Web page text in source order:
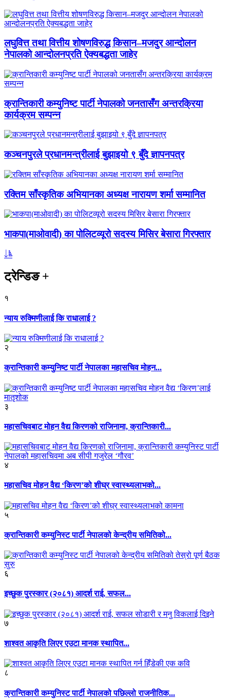
लघुवित्त तथा वित्तीय शोषणविरुद्ध किसान–मजदुर आन्दोलन
नेपालको आन्दोलनप्रति ऐक्यबद्धता जाहेर
क्रान्तिकारी कम्युनिष्ट पार्टी नेपालको जनतासँग अन्तरक्रिया
कार्यक्रम सम्पन्न
कञ्चनपुरले प्रधानमन्त्रीलाई बुझाइयो ९ बुँदे ज्ञापनपत्र
रक्तिम साँस्कृतिक अभियानका अध्यक्ष नारायण शर्मा सम्मानित
भाकपा(माओवादी) का पोलिटव्यूरो सदस्य मिसिर बेसारा गिरफ्तार
ट्रेन्डिङ+
१
न्याय रुक्मिणीलाई कि राधालाई ?
२
क्रान्तिकारी कम्युनिष्ट पार्टी नेपालका महासचिव मोहन...
३
महासचिवबाट मोहन वैद्य किरणको राजिनामा, क्रान्तिकारी...
४
महासचिव मोहन वैद्य ‘किरण’को शीघ्र स्वास्थ्यलाभको...
५
क्रान्तिकारी कम्युनिस्ट पार्टी नेपालको केन्द्रीय समितिको...
६
इच्छुक पुरस्कार (२०८१) आदर्श राई, सफल...
७
शाश्वत आकृति लिएर एउटा मानक स्थापित...
८
क्रान्तिकारी कम्युनिस्ट पार्टी नेपालको पछिल्लो राजनीतिक...